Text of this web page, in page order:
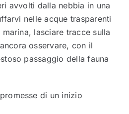
avvolti dalla nebbia in una
nelle acque trasparenti
lasciare tracce sulla
osservare, con il
passaggio della fauna
di un inizio